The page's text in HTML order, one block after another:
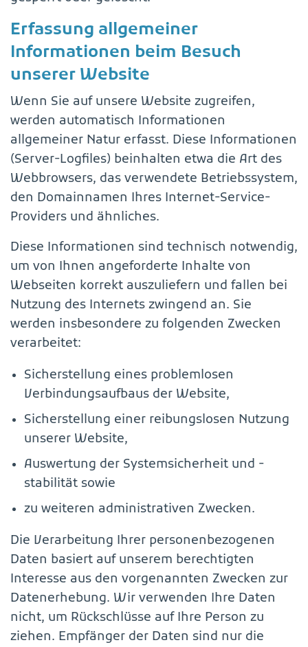
Erfassung allgemeiner
Informationen beim Besuch
unserer Website
Wenn Sie auf unsere Website zugreifen,
werden automatisch Informationen
allgemeiner Natur erfasst. Diese Informationen
(Server-Logfiles) beinhalten etwa die Art des
Webbrowsers, das verwendete Betriebssystem,
den Domainnamen Ihres Internet-Service-
Providers und ähnliches.
Diese Informationen sind technisch notwendig,
um von Ihnen angeforderte Inhalte von
Webseiten korrekt auszuliefern und fallen bei
Nutzung des Internets zwingend an. Sie
werden insbesondere zu folgenden Zwecken
verarbeitet:
Sicherstellung eines problemlosen
Verbindungsaufbaus der Website,
Sicherstellung einer reibungslosen Nutzung
unserer Website,
Auswertung der Systemsicherheit und -
stabilität sowie
zu weiteren administrativen Zwecken.
Die Verarbeitung Ihrer personenbezogenen
Daten basiert auf unserem berechtigten
Interesse aus den vorgenannten Zwecken zur
Datenerhebung. Wir verwenden Ihre Daten
nicht, um Rückschlüsse auf Ihre Person zu
ziehen. Empfänger der Daten sind nur die